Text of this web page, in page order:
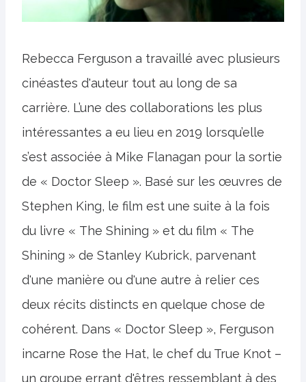
Rebecca Ferguson a travaillé avec plusieurs
cinéastes d'auteur tout au long de sa
carrière. L’une des collaborations les plus
intéressantes a eu lieu en 2019 lorsqu’elle
s’est associée à Mike Flanagan pour la sortie
de « Doctor Sleep ». Basé sur les œuvres de
Stephen King, le film est une suite à la fois
du livre « The Shining » et du film « The
Shining » de Stanley Kubrick, parvenant
d'une manière ou d'une autre à relier ces
deux récits distincts en quelque chose de
cohérent. Dans « Doctor Sleep », Ferguson
incarne Rose the Hat, le chef du True Knot –
un groupe errant d'êtres ressemblant à des